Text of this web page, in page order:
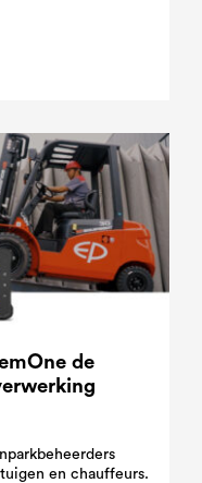
de
en chauffeurs.